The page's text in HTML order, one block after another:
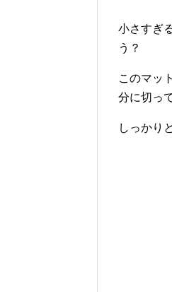
小さすぎ
う？
このマッ
分に切っ
しっかり